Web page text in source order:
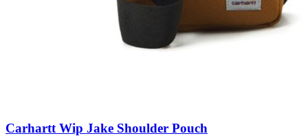
Carhartt Wip Jake Shoulder Pouch